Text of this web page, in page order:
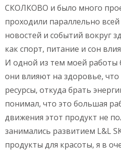
СКОЛКОВО и было много
проходили параллельно
новостей и событий вокруг
как спорт, питание и сон
И одной из тем моей работы
они влияют на здоровье, что
ресурсы, откуда брать
понимал, что это большая
движения этот продукт не
занимались развитием L&L
продукты для красоты, я в